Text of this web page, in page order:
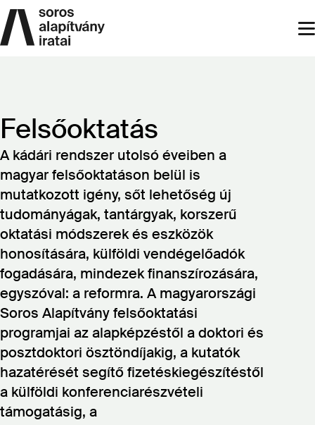
Skip
to
main
Felsőoktatás
A kádári rendszer utolsó éveiben a
magyar felsőoktatáson belül is
mutatkozott igény, sőt lehetőség új
tudományágak, tantárgyak, korszerű
oktatási módszerek és eszközök
honosítására, külföldi vendégelőadók
fogadására, mindezek finanszírozására,
egyszóval: a reformra. A magyarországi
Soros Alapítvány felsőoktatási
programjai az alapképzéstől a doktori és
posztdoktori ösztöndíjakig, a kutatók
hazatérését segítő fizetéskiegészítéstől
a külföldi konferenciarészvételi
támogatásig, a